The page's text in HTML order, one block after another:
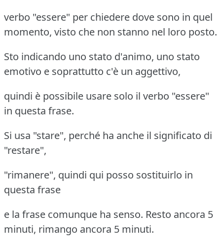
verbo "essere" per chiedere dove sono in quel
momento, visto che non stanno nel loro posto.
Sto indicando uno stato d'animo, uno stato
emotivo e soprattutto c'è un aggettivo,
quindi è possibile usare solo il verbo "essere"
in questa frase.
Si usa "stare", perché ha anche il significato di
"restare",
"rimanere", quindi qui posso sostituirlo in
questa frase
e la frase comunque ha senso. Resto ancora 5
minuti, rimango ancora 5 minuti.